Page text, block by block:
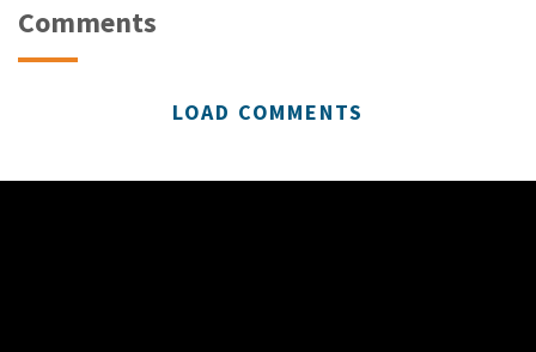
Comments
LOAD COMMENTS